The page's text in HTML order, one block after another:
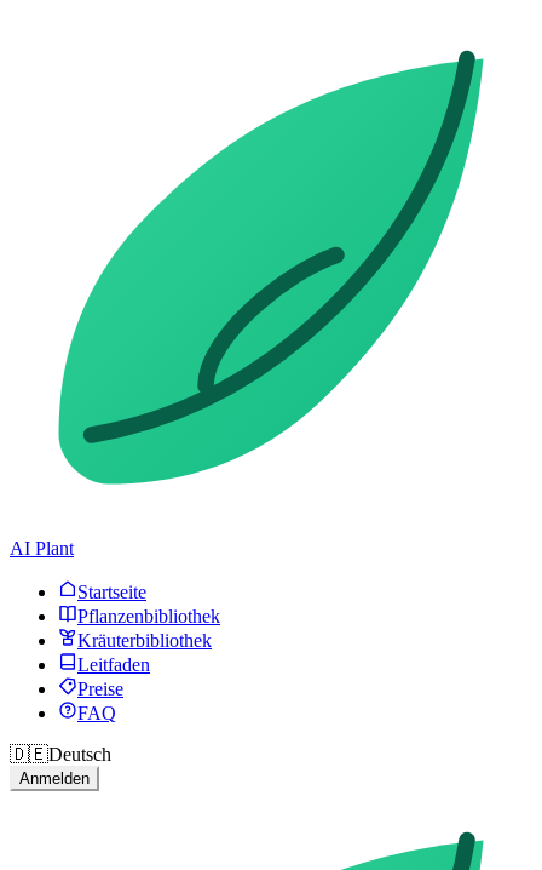
AI Plant
Startseite
Pflanzenbibliothek
Kräuterbibliothek
Leitfaden
Preise
FAQ
🇩🇪Deutsch
Anmelden